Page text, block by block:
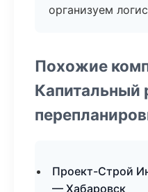
организуем
Похожие
Капитальный
Проект-Строй
— Хабаровск